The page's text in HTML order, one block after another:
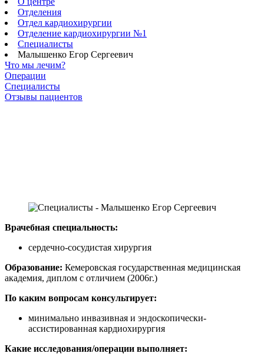
Отделения
Отдел кардиохирургии
Отделение кардиохирургии №1
Специалисты
Малышенко Егор Сергеевич
Что мы лечим?
Операции
Специалисты
Отзывы пациентов
Врачебная специальность:
сердечно-сосудистая хирургия
Образование: Кемеровская государственная медицинская
академия, диплом с отличием (2006г.)
По каким вопросам консультирует:
минимально инвазивная и эндоскопически-
ассистированная кардиохирургия
Какие исследования/операции выполняет: